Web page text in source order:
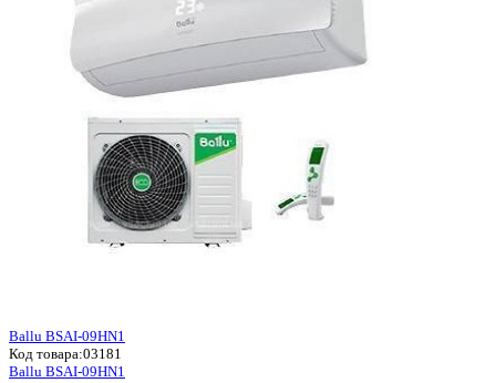
Ballu BSAI-09HN1
Код товара:03181
Ballu BSAI-09HN1